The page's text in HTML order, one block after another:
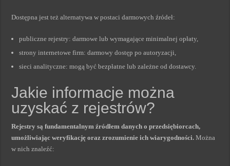
Dostępna jest też alternatywa w postaci darmowych źródeł:
publiczne rejestry: darmowe lub wymagające minimalnej opłaty,
strony internetowe firm: darmowy dostęp po autoryzacji,
sieci analityczne: mogą być bezpłatne lub zależne od dostawcy.
Jakie informacje można
uzyskać z rejestrów?
Rejestry są fundamentalnym źródłem danych o przedsiębiorcach,
umożliwiając weryfikację oraz zrozumienie ich wiarygodności. Można
w nich znaleźć: